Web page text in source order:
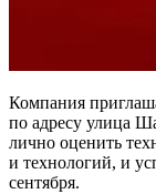
Компания
по адресу улица
лично оценить
и технологий, и
сентября.